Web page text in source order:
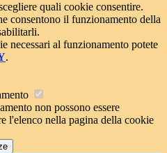
quali cookie consentire.
consentono il funzionamento della
necessari al funzionamento potete
.
non possono essere
l'elenco nella pagina della cookie